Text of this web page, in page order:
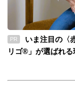
PR
いま注目の〈
リゴ®」が選ばれる